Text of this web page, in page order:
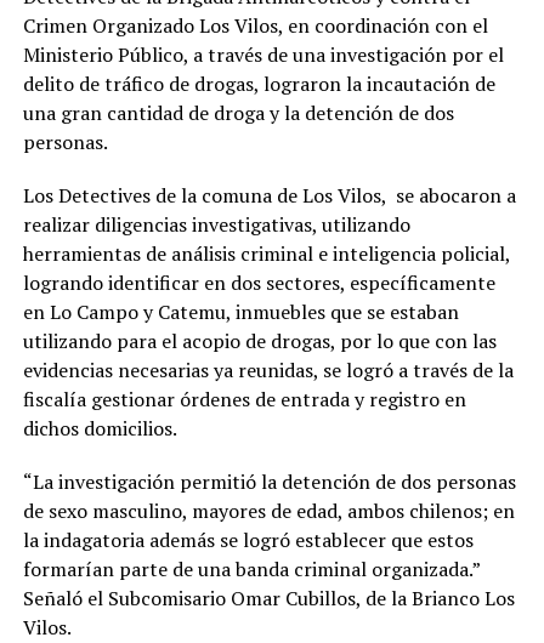
Crimen Organizado Los Vilos, en coordinación con el
Ministerio Público, a través de una investigación por el
delito de tráfico de drogas, lograron la incautación de
una gran cantidad de droga y la detención de dos
personas.
Los Detectives de la comuna de Los Vilos, se abocaron a
realizar diligencias investigativas, utilizando
herramientas de análisis criminal e inteligencia policial,
logrando identificar en dos sectores, específicamente
en Lo Campo y Catemu, inmuebles que se estaban
utilizando para el acopio de drogas, por lo que con las
evidencias necesarias ya reunidas, se logró a través de la
fiscalía gestionar órdenes de entrada y registro en
dichos domicilios.
“La investigación permitió la detención de dos personas
de sexo masculino, mayores de edad, ambos chilenos; en
la indagatoria además se logró establecer que estos
formarían parte de una banda criminal organizada.”
Señaló el Subcomisario Omar Cubillos, de la Brianco Los
Vilos.